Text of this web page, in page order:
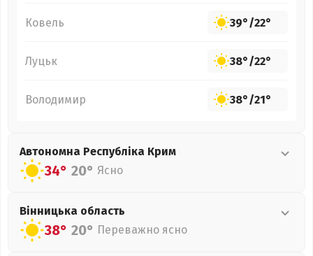
Ковель 39°/22°
Луцьк 38°/22°
Володимир 38°/21°
Автономна Республіка Крим
34° 20° Ясно
Вінницька область
38° 20° Переважно ясно